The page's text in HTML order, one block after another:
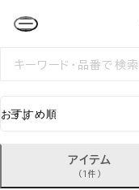
検
アイテム
(1件)